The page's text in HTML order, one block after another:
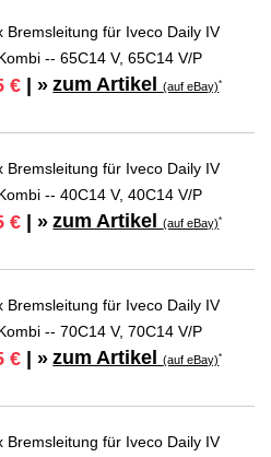
Bremsleitung für Iveco Daily IV
-- 65C14 V, 65C14 V/P
€ | » zum Artikel(auf eBay)*
Bremsleitung für Iveco Daily IV
-- 40C14 V, 40C14 V/P
€ | » zum Artikel(auf eBay)*
Bremsleitung für Iveco Daily IV
-- 70C14 V, 70C14 V/P
€ | » zum Artikel(auf eBay)*
Bremsleitung für Iveco Daily IV